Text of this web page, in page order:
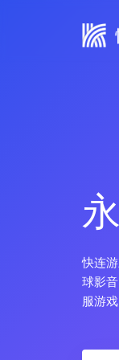
快连
球影
服游戏